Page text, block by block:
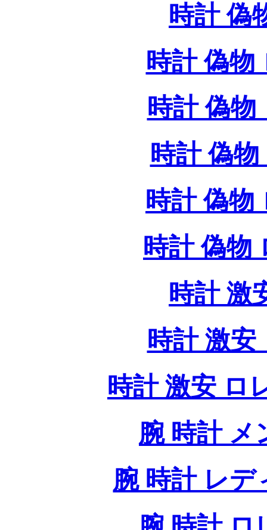
時計 偽
時計 偽物
時計 偽物
時計 偽
時計 偽物
時計 偽物
時計 激
時計 激安
時計 激安 ロ
腕 時計 メ
腕 時計 レデ